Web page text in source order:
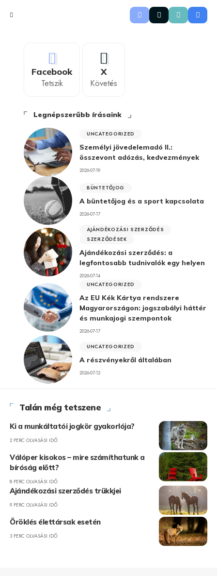
Facebook
Tetszik
X
Követés
Legnépszerűbb írásaink
UNCATEGORIZED
Személyi jövedelemadó II.:
összevont adózás, kedvezmények
2026-07-19
BÜNTETŐJOG
A büntetőjog és a sport kapcsolata
2026-07-17
AJÁNDÉKOZÁSI SZERZŐDÉS
SZERZŐDÉSEK
Ajándékozási szerződés: a
legfontosabb tudnivalók egy helyen
2026-07-14
UNCATEGORIZED
Az EU Kék Kártya rendszere
Magyarországon: jogszabályi háttér
és munkajogi szempontok
2026-07-17
UNCATEGORIZED
A részvényekről általában
2026-07-12
Talán még tetszene
Ki a munkáltatói jogkör gyakorlója?
2 PERC OLVASÁSI IDŐ
Válóper kisokos – mire számíthatunk a
bíróság előtt?
8 PERC OLVASÁSI IDŐ
Ajándékozási szerződés trükkjei
9 PERC OLVASÁSI IDŐ
Öröklés élettársak esetén
3 PERC OLVASÁSI IDŐ